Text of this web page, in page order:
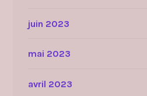
juin 2023
mai 2023
avril 2023